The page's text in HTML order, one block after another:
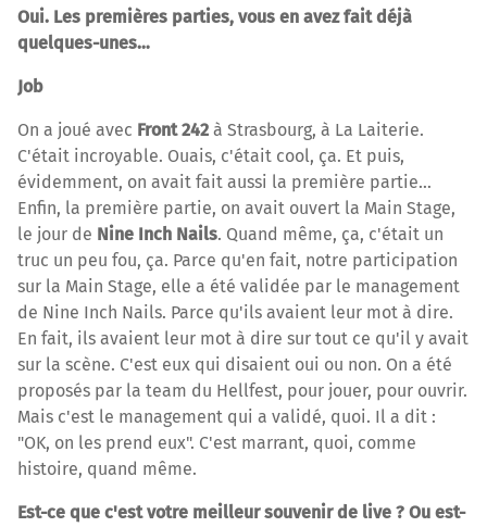
Oui. Les premières parties, vous en avez fait déjà
quelques-unes…
Job
On a joué avec Front 242 à Strasbourg, à La Laiterie.
C'était incroyable. Ouais, c'était cool, ça. Et puis,
évidemment, on avait fait aussi la première partie…
Enfin, la première partie, on avait ouvert la Main Stage,
le jour de Nine Inch Nails. Quand même, ça, c'était un
truc un peu fou, ça. Parce qu'en fait, notre participation
sur la Main Stage, elle a été validée par le management
de Nine Inch Nails. Parce qu'ils avaient leur mot à dire.
En fait, ils avaient leur mot à dire sur tout ce qu'il y avait
sur la scène. C'est eux qui disaient oui ou non. On a été
proposés par la team du Hellfest, pour jouer, pour ouvrir.
Mais c'est le management qui a validé, quoi. Il a dit :
"OK, on les prend eux". C'est marrant, quoi, comme
histoire, quand même.
Est-ce que c'est votre meilleur souvenir de live ? Ou est-